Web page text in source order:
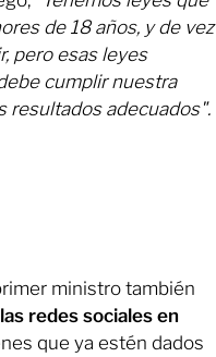
de 18 años, y de vez
pero esas leyes
cumplir nuestra
resultados adecuados".
ministro también
redes sociales en
que ya estén dados